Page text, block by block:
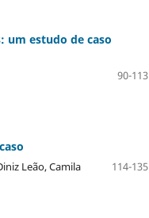
um estudo de caso
90-113
Leão, Camila
114-135